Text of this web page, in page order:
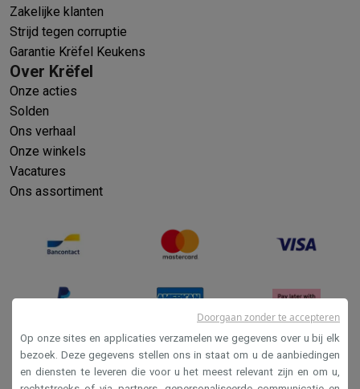
Zakelijke klanten
Strijd tegen corruptie
Garantie Krëfel Keukens
Over Krëfel
Onze acties
Solden
Ons verhaal
Onze winkels
Vacatures
Ons assortiment
Verkoopsvoorwaarden
Op onze sites en applicaties verzamelen we gegevens over u bij elk
bezoek. Deze gegevens stellen ons in staat om u de aanbiedingen
en diensten te leveren die voor u het meest relevant zijn en om u,
Doorgaan zonder te accepteren